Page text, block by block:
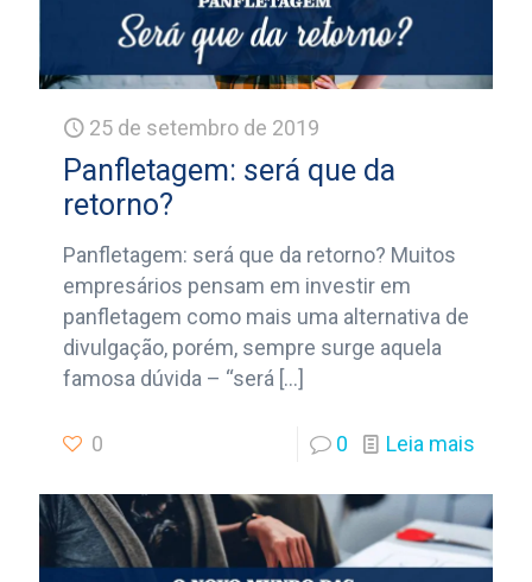
25 de setembro de 2019
Panfletagem: será que da
retorno?
Panfletagem: será que da retorno? Muitos
empresários pensam em investir em
panfletagem como mais uma alternativa de
divulgação, porém, sempre surge aquela
famosa dúvida – “será […]
0 0 Leia mais